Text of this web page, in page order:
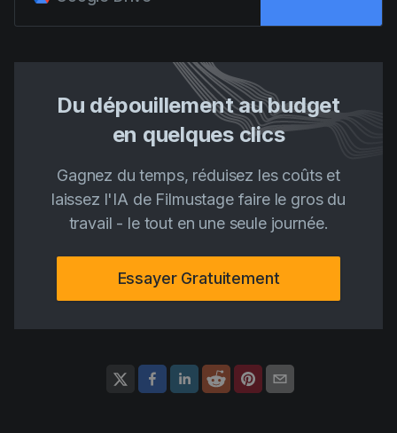
AI Agent
Filmustage news
Guides
Product placement
Du dépouillement au budget
en quelques clics
Gagnez du temps, réduisez les coûts et
laissez l'IA de Filmustage faire le gros du
travail - le tout en une seule journée.
Essayer Gratuitement